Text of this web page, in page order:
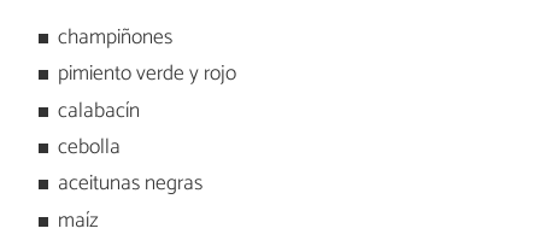
champiñones
pimiento verde y rojo
calabacín
cebolla
aceitunas negras
maíz